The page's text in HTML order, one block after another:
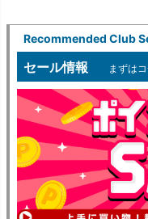
Recommended Club
セール情報 まずは